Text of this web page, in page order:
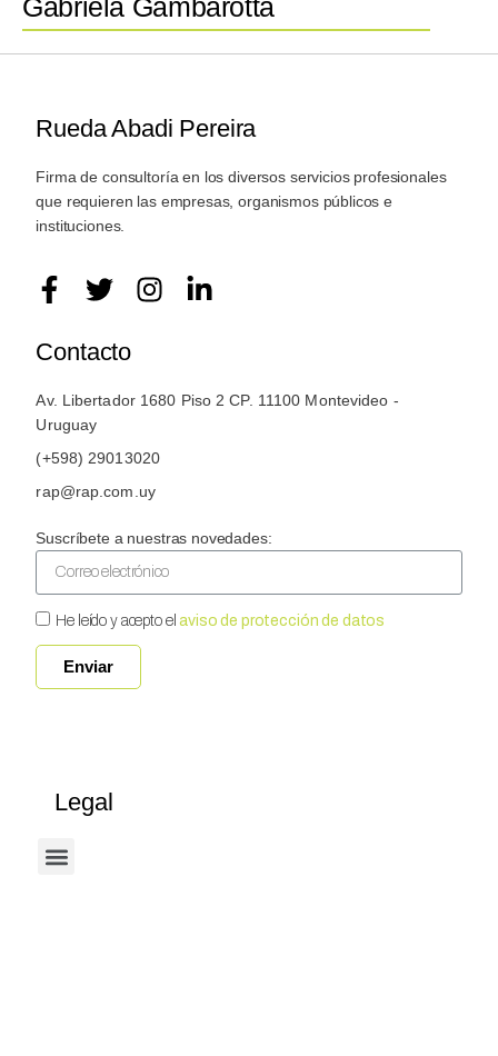
Gabriela Gambarotta
Rueda Abadi Pereira
Firma de consultoría en los diversos servicios profesionales
que requieren las empresas, organismos públicos e
instituciones.
Contacto
Av. Libertador 1680 Piso 2 CP. 11100 Montevideo -
Uruguay
(+598) 29013020
rap@rap.com.uy
Suscríbete a nuestras novedades:
He leído y acepto elaviso de protección de datos
Enviar
Legal